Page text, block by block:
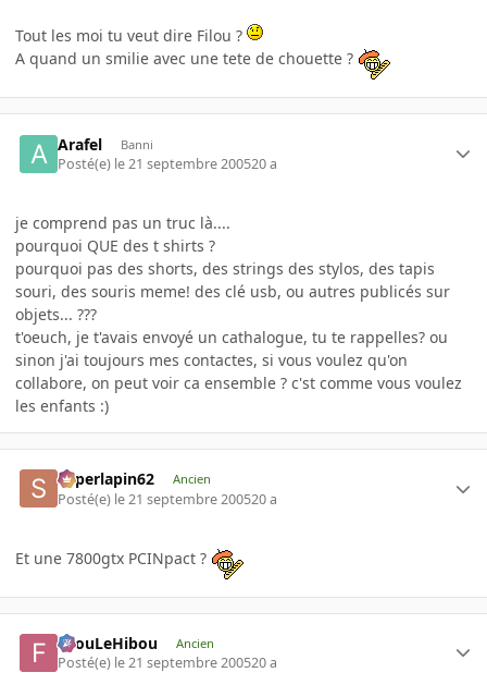
Tout les moi tu veut dire Filou ?
A quand un smilie avec une tete de chouette ?
Arafel Banni
Posté(e) le 21 septembre 200520 a
je comprend pas un truc là....
pourquoi QUE des t shirts ?
pourquoi pas des shorts, des strings des stylos, des tapis
souri, des souris meme! des clé usb, ou autres publicés sur
objets... ???
t'oeuch, je t'avais envoyé un cathalogue, tu te rappelles? ou
sinon j'ai toujours mes contactes, si vous voulez qu'on
collabore, on peut voir ca ensemble ? c'st comme vous voulez
les enfants :)
superlapin62 Ancien
Posté(e) le 21 septembre 200520 a
Et une 7800gtx PCINpact ?
FilouLeHibou Ancien
Posté(e) le 21 septembre 200520 a